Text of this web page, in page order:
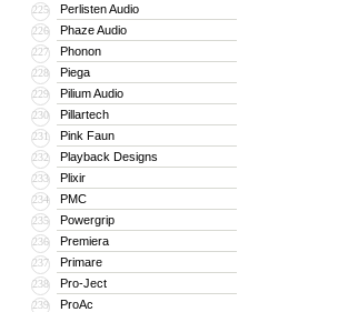
225 Perlisten Audio
226 Phaze Audio
227 Phonon
228 Piega
229 Pilium Audio
230 Pillartech
231 Pink Faun
232 Playback Designs
233 Plixir
234 PMC
235 Powergrip
236 Premiera
237 Primare
238 Pro-Ject
239 ProAc